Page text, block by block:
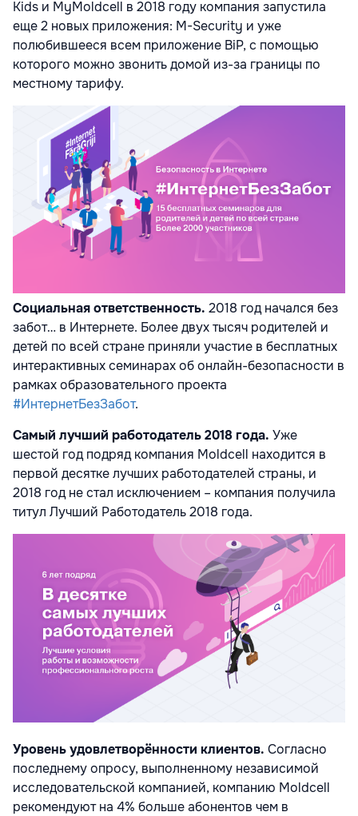
Kids и MyMoldcell в 2018 году компания запустила
еще 2 новых приложения: M-Security и уже
полюбившееся всем приложение BiP, с помощью
которого можно звонить домой из-за границы по
местному тарифу.
Социальная ответственность. 2018 год начался без
забот… в Интернете. Более двух тысяч родителей и
детей по всей стране приняли участие в бесплатных
интерактивных семинарах об онлайн-безопасности в
рамках образовательного проекта
#ИнтернетБезЗабот.
Самый лучший работодатель 2018 года. Уже
шестой год подряд компания Moldcell находится в
первой десятке лучших работодателей страны, и
2018 год не стал исключением – компания получила
титул Лучший Работодатель 2018 года.
Уровень удовлетворённости клиентов. Согласно
последнему опросу, выполненному независимой
исследовательской компанией, компанию Moldcell
рекомендуют на 4% больше абонентов чем в